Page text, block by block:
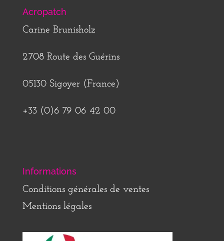
Acropatch
Carine Brunisholz
2708 Route des Guérins
05130 Sigoyer (France)
+33 (0)6 79 06 42 00
Informations
Conditions générales de ventes
Mentions légales